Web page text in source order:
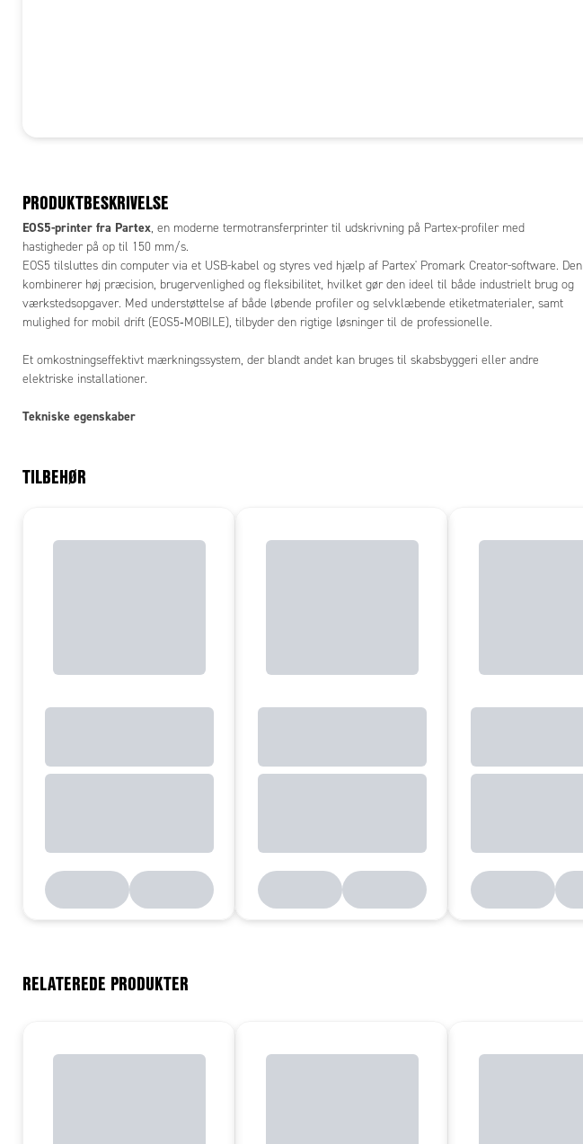
PRODUKTBESKRIVELSE
EOS5-printer fra Partex, en moderne termotransferprinter til udskrivning på Partex-profiler med
hastigheder på op til 150 mm/s.
EOS5 tilsluttes din computer via et USB-kabel og styres ved hjælp af Partex' Promark Creator-software. Den
kombinerer høj præcision, brugervenlighed og fleksibilitet, hvilket gør den ideel til både industrielt brug og
værkstedsopgaver. Med understøttelse af både løbende profiler og selvklæbende etiketmaterialer, samt
mulighed for mobil drift (EOS5‑MOBILE), tilbyder den rigtige løsninger til de professionelle.
Et omkostningseffektivt mærkningssystem, der blandt andet kan bruges til skabsbyggeri eller andre
elektriske installationer.
Tekniske egenskaber
TILBEHØR
RELATEREDE PRODUKTER